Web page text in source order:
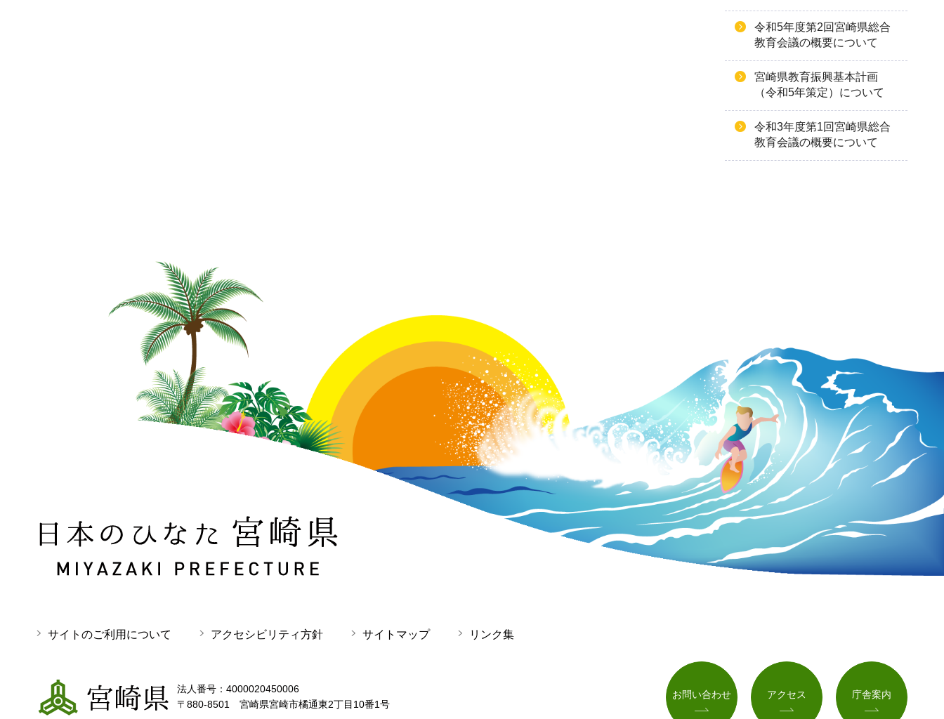
令和5年度第2回宮崎県総合
教育会議の概要について
宮崎県教育振興基本計画
（令和5年策定）について
令和3年度第1回宮崎県総合
教育会議の概要について
日本のひなた 宮崎県 MIYAZAKI PREFECTURE
サイトのご利用について アクセシビリティ方針 サイトマップ リンク集
宮崎県
法人番号：4000020450006
〒880-8501 宮崎県宮崎市橘通東2丁目10番1号
お問い合わせ アクセス 庁舎案内